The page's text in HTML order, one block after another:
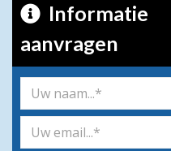
Informatie
aanvragen